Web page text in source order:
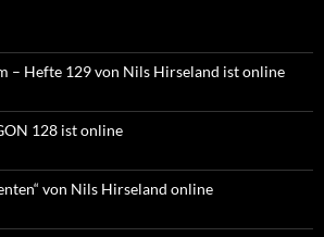
– Hefte 129 von Nils Hirseland ist online
128 ist online
von Nils Hirseland online